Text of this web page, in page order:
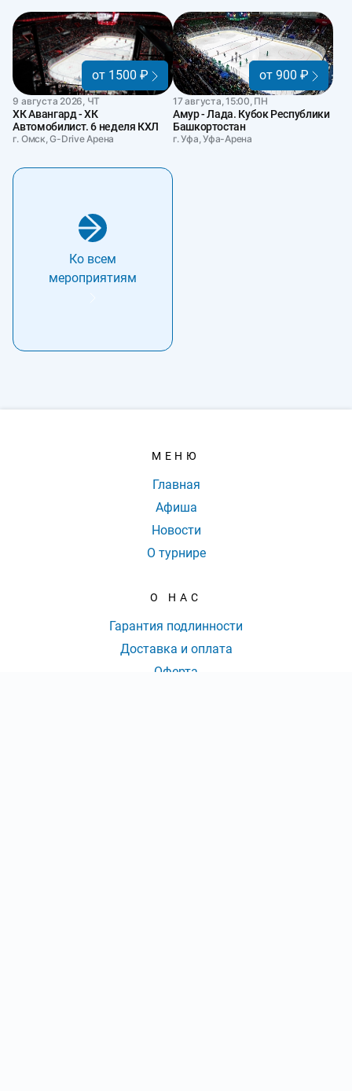
от 1500 ₽
9 августа 2026, ЧТ
ХК Авангард - ХК
Автомобилист. 6 неделя КХЛ
г. Омск, G-Drive Арена
от 900 ₽
17 августа, 15:00, ПН
Амур - Лада. Кубок Республики
Башкортостан
г. Уфа, Уфа-Арена
Ко всем
мероприятиям
МЕНЮ
Главная
Афиша
Новости
О турнире
О НАС
Гарантия подлинности
Доставка и оплата
Оферта